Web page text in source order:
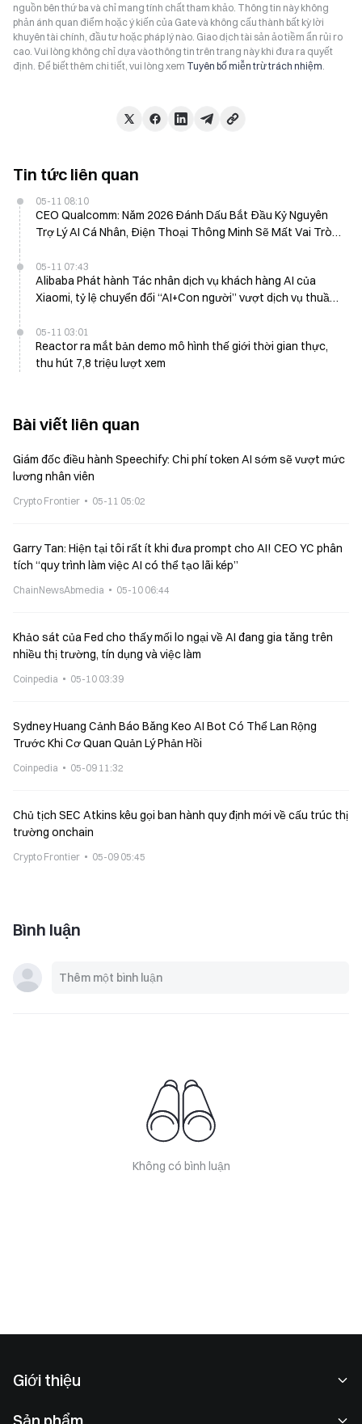
nguồn bên thứ ba và chỉ mang tính chất tham khảo. Thông tin này không
phản ánh quan điểm hoặc ý kiến của Gate và không cấu thành bất kỳ lời
khuyên tài chính, đầu tư hoặc pháp lý nào. Giao dịch tài sản ảo tiềm ẩn rủi ro
cao. Vui lòng không chỉ dựa vào thông tin trên trang này khi đưa ra quyết
định. Để biết thêm chi tiết, vui lòng xem Tuyên bố miễn trừ trách nhiệm.
Tin tức liên quan
05-11 08:10
CEO Qualcomm: Năm 2026 Đánh Dấu Bắt Đầu Kỷ Nguyên
Trợ Lý AI Cá Nhân, Điện Thoại Thông Minh Sẽ Mất Vai Trò
05-11 07:43
Alibaba Phát hành Tác nhân dịch vụ khách hàng AI của
Xiaomi, tỷ lệ chuyển đổi “AI+Con người” vượt dịch vụ thuần
05-11 03:01
Reactor ra mắt bản demo mô hình thế giới thời gian thực,
thu hút 7,8 triệu lượt xem
Bài viết liên quan
Giám đốc điều hành Speechify: Chi phí token AI sớm sẽ vượt mức
lương nhân viên
Crypto Frontier 05-11 05:02
Garry Tan: Hiện tại tôi rất ít khi đưa prompt cho AI! CEO YC phân
tích “quy trình làm việc AI có thể tạo lãi kép”
ChainNewsAbmedia 05-10 06:44
Khảo sát của Fed cho thấy mối lo ngại về AI đang gia tăng trên
nhiều thị trường, tín dụng và việc làm
Coinpedia 05-10 03:39
Sydney Huang Cảnh Báo Băng Keo AI Bot Có Thể Lan Rộng
Trước Khi Cơ Quan Quản Lý Phản Hồi
Coinpedia 05-09 11:32
Chủ tịch SEC Atkins kêu gọi ban hành quy định mới về cấu trúc thị
trường onchain
Crypto Frontier 05-09 05:45
Bình luận
Không có bình luận
Giới thiệu